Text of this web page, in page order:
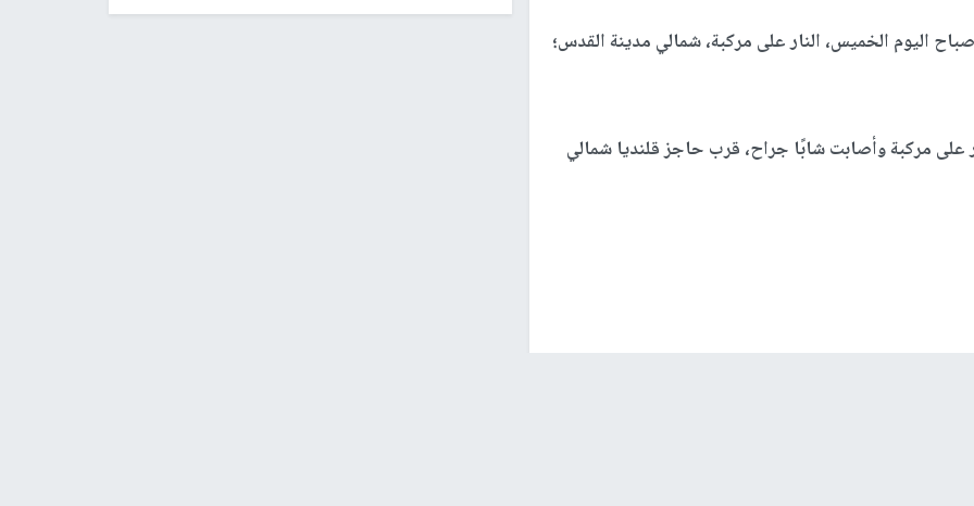
اليوم الخميس، النار على مركبة، شمالي مدينة القدس؛
على مركبة وأصابت شابًا جراح، قرب حاجز قلنديا شمالي